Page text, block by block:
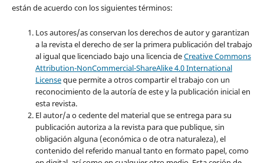
están de acuerdo con los siguientes términos:
Los autores/as conservan los derechos de autor y garantizan
a la revista el derecho de ser la primera publicación del trabajo
al igual que licenciado bajo una licencia deCreative Commons
Attribution-NonCommercial-ShareAlike 4.0 International
Licenseque permite a otros compartir el trabajo con un
reconocimiento de la autoría de este y la publicación inicial en
esta revista.
El autor/a o cedente del material que se entrega para su
publicación autoriza a la revista para que publique, sin
obligación alguna (económica o de otra naturaleza), el
contenido del referido manual tanto en formato papel, como